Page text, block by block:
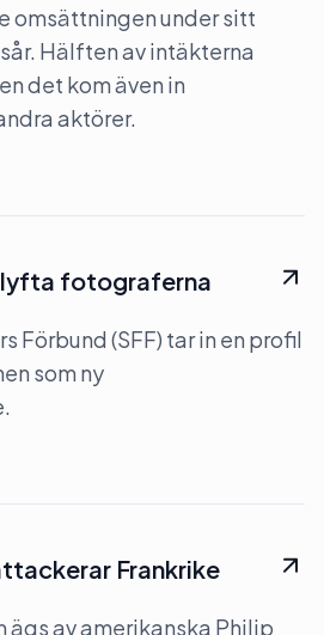
omsättningen under sitt
Hälften av intäkterna
det kom även in
aktörer.
lyfta fotograferna
Förbund (SFF) tar in en profil
som ny
Frankrike
ägs av amerikanska Philip